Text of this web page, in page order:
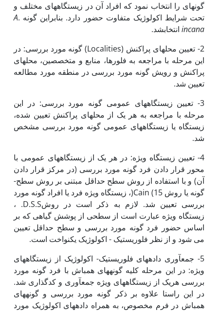
گونه­ای را انتخاب نمود که افراد آن در زیستگاه­های مختلف و
تحت شرایط اکولوژیک متفاوت حضور دارد. بنابراین گونه A.
incana انتخابشد.
2- تعیین محل­های پراکنش (Localities) گونه مورد بررسی: در
این مرحله با مراجعه به فلورها، منابع و متخصصین، محل­های
پراکنش و رویش گونه مورد بررسی در منطقه مورد مطالعه
تعیین شد.
3- تعیین زیستگاه­های عمومی گونه مورد بررسی: در این
مرحله با مراجعه به هر یک از محل­های پراکنش تعیین شده،
زیستگاه یا زیستگاه­های عمومی گونه مورد بررسی مشخص
شد.
4- تعیین زیستگاه ویژه: در هر یک از زیستگاه­­های عمومی با
محور قرار دادن فرد گونه مورد بررسی (در مرکز قرار دادن
آن) و با استفاده از روش سطح حداقل مبتنی بر روش سطح-
گونه یا روش Cain (15(، زیستگاه ویژه فرد یا افراد گونه مورد
بررسی تعیین شد. لازم به ذکر است در روشD.S.S. ،
زیستگاه ویژه عبارت است از سطحی از پوشش گیاهی که بر
اساس حضور فرد گونه مورد بررسی و سطح حداقل تعیین
می شود و از نظر فلوریستیک - اکولوژیک یکنواخت است.
5- جمع­آوری داده­های فلوریستیک- اکولوژیک از زیستگاه­های
ویژه: در این مرحله کلیه گونه­های همباش با فرد گونه مورد
بررسی هریک از زیستگاه­های ویژه جمع­آوری و کدگذاری شد.
در این راستا علاوه بر ذکر گونه مورد بررسی و گونه­های
همباش در فرم مخصوص، به همراه داده­های اکولوژیک مورد